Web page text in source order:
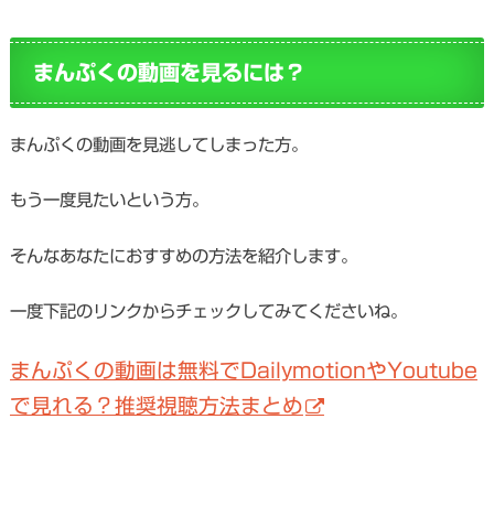
まんぷくの動画を見るには？
まんぷくの動画を見逃してしまった方。
もう一度見たいという方。
そんなあなたにおすすめの方法を紹介します。
一度下記のリンクからチェックしてみてくださいね。
まんぷくの動画は無料でDailymotionやYoutube
で見れる？推奨視聴方法まとめ